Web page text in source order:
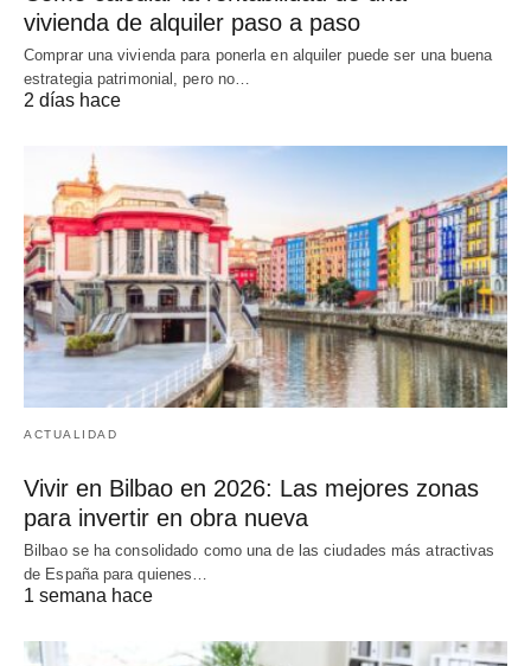
vivienda de alquiler paso a paso
Comprar una vivienda para ponerla en alquiler puede ser una buena
estrategia patrimonial, pero no…
2 días hace
ACTUALIDAD
Vivir en Bilbao en 2026: Las mejores zonas
para invertir en obra nueva
Bilbao se ha consolidado como una de las ciudades más atractivas
de España para quienes…
1 semana hace